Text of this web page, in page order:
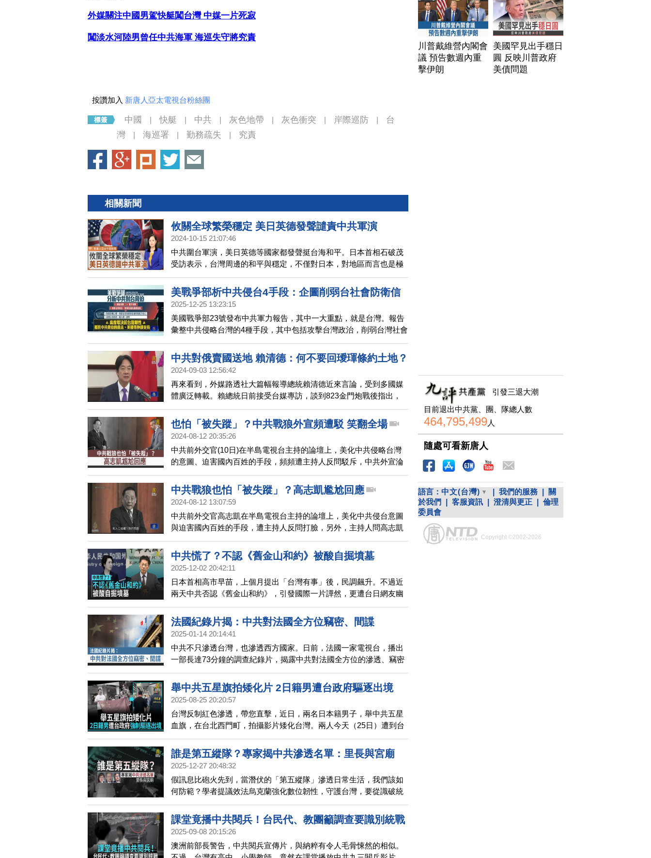
外媒關注中國男駕快艇闖台灣 中媒一片死寂
闖淡水河陸男曾任中共海軍 海巡失守將究責
按讚加入 新唐人亞太電視台粉絲團
中國 快艇 中共 灰色地帶 灰色衝突 岸際巡防
台
灣
海巡署 勤務疏失 究責
相關新聞
攸關全球繁榮穩定 美日英德發聲譴責中共軍演
2024-10-15 21:07:46
中共圍台軍演，美日英德等國家都發聲挺台海和平。日本首相石破茂
受訪表示，台灣周邊的和平與穩定，不僅對日本，對地區而言也是極
為重要的問題，美國國防部譴責中共是挑釁性的軍事行動。
美戰爭部析中共侵台4手段：企圖削弱台社會防衛信
心
2025-12-25 13:23:15
美國戰爭部23號發布中共軍力報告，其中一大重點，就是台灣。報告
彙整中共侵略台灣的4種手段，其中包括攻擊台灣政治，削弱台灣社會
對自身防衛能力的信心。
中共對俄賣國送地 賴清德：何不要回璦琿條約土地？
2024-09-03 12:56:42
再來看到，外媒路透社大篇幅報導總統賴清德近來言論，受到多國媒
體廣泛轉載。賴總統日前接受台媒專訪，談到823金門炮戰後指出，
中共侵台目的，根本就不是為了中國領土問題，否則，中共現在就會
和俄羅斯討回龐大的中國土地。
也怕「被失蹤」？中共戰狼外宣頻遭駁 笑翻全場
2024-08-12 20:35:26
中共前外交官(10日)在半島電視台主持的論壇上，美化中共侵略台灣
的意圖、迫害國內百姓的手段，頻頻遭主持人反問駁斥，中共外宣淪
為笑柄，全場頻頻大笑。影片在網路熱傳。
中共戰狼也怕「被失蹤」？高志凱尷尬回應
2024-08-12 13:07:59
中共前外交官高志凱在半島電視台主持的論壇上，美化中共侵台意圖
與迫害國內百姓的手段，遭主持人反問打臉，另外，主持人問高志凱
是否也會害怕在中國因為說錯話被失蹤，高志凱只說，希望大家會來
救他。
中共慌了？不認《舊金山和約》被酸自掘墳墓
2025-12-02 20:42:11
日本首相高市早苗，上個月提出「台灣有事」後，民調飆升。不過近
兩天中共否認《舊金山和約》，引發國際一片譁然，更遭台日網友幽
默評論。日本前議員表達，難道現在台灣還是日本領土嗎？台灣外交
部也回應，強調中華民國台灣與中共互不隸屬。
法國紀錄片揭：中共對法國全方位竊密、間諜
2025-01-14 20:14:41
中共不只滲透台灣，也滲透西方國家。日前，法國一家電視台，播出
一部長達73分鐘的調查紀錄片，揭露中共對法國全方位的滲透、竊密
行動，並指出，這是中共對法國的，秘密戰爭。法國國安單位則證
實，意識到中共行動嚴峻，並已採取反間諜措施。
舉中共五星旗拍矮化片 2日籍男遭台政府驅逐出境
2025-08-25 20:20:57
台灣反制紅色滲透，帶您直擊，近日，兩名日本籍男子，舉中共五星
血旗，在台北西門町，拍攝影片矮化台灣。兩人今天（25日）遭到台
灣移民署驅逐出境，禁止再入境台灣。
誰是第五縱隊？專家揭中共滲透名單：里長與宮廟
2025-12-27 20:48:32
假訊息比砲火先到，當潛伏的「第五縱隊」滲透日常生活，我們該如
何防範？學者提議效法烏克蘭強化數位韌性，守護台灣，要從識破統
戰謊言開始。
課堂竟播中共閱兵！台民代、教團籲調查要識別統戰
2025-09-08 20:15:26
澳洲前部長警告，中共閱兵宣傳片，與納粹有令人毛骨悚然的相似。
川普戴維營內閣會
議 預告數週內重
擊伊朗
美國罕見出手穩日
圓 反映川普政府
美債問題
引發三退大潮
目前退出中共黨、團、隊總人數
464,795,499人
隨處可看新唐人
語言： 中文(台灣) 我們的服務
關
於我們
客服資訊 澄清與更正
倫理
委員會
Copyright ©2002-2026